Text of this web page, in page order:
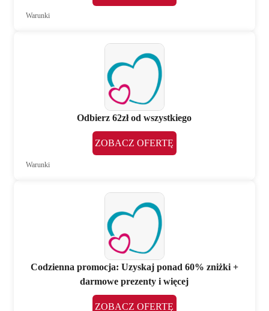
Warunki
Odbierz 62zł od wszystkiego
ZOBACZ OFERTĘ
Warunki
Codzienna promocja: Uzyskaj ponad 60% zniżki +
darmowe prezenty i więcej
ZOBACZ OFERTĘ